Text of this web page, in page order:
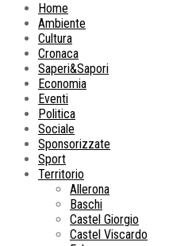
Home
Ambiente
Cultura
Cronaca
Saperi&Sapori
Economia
Eventi
Politica
Sociale
Sponsorizzate
Sport
Territorio
Allerona
Baschi
Castel Giorgio
Castel Viscardo